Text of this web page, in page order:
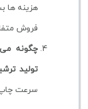
هزینه ها
فروش
چگونه می
تولید
سرعت